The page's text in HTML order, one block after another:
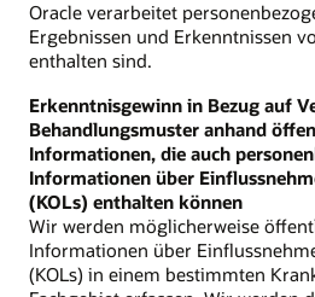
Oracle verarbeitet
Ergebnissen und Erkenntnissen
enthalten sind.
Erkenntnisgewinn in Bezug auf
Behandlungsmuster anhand
Informationen, die auch
Informationen über
(KOLs) enthalten können
Wir werden möglicherweise
Informationen über
(KOLs) in einem bestimmten